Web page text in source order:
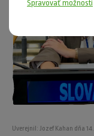
Uverejnil: Jozef Kahan dňa
Spravovať možnosti